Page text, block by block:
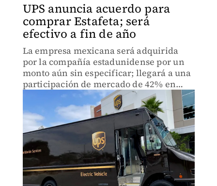
UPS anuncia acuerdo para
comprar Estafeta; será
efectivo a fin de año
La empresa mexicana será adquirida
por la compañía estadunidense por un
monto aún sin especificar; llegará a una
participación de mercado de 42% en